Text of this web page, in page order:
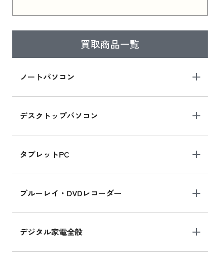
買取商品一覧
ノートパソコン
デスクトップパソコン
タブレットPC
ブルーレイ・DVDレコーダー
デジタル家電全般
はこちら
ら
iPad mini シリーズ 2024
iPad mini 8.3インチ の新品買取価格
iPhone 16 シリーズ
iPhone 16 の新品買取価格
iPad Air 11インチ シリーズ
iPad Air 11インチ の新品買取価格